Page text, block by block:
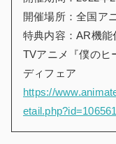
開催場所：全国ア
特典内容：AR機能
TVアニメ『僕のヒ
ディフェア
https://
etail.php?id=106561